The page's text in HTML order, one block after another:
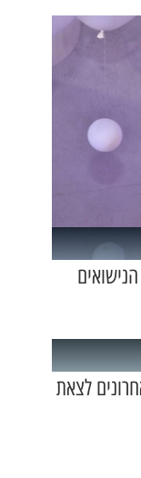
לצאת